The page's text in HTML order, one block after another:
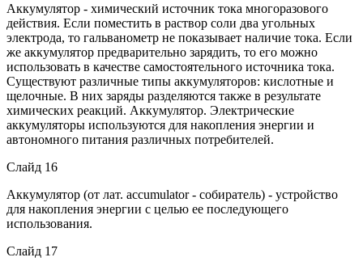
Аккумулятор - химический источник тока многоразового
действия. Если поместить в раствор соли два угольных
электрода, то гальванометр не показывает наличие тока. Если
же аккумулятор предварительно зарядить, то его можно
использовать в качестве самостоятельного источника тока.
Существуют различные типы аккумуляторов: кислотные и
щелочные. В них заряды разделяются также в результате
химических реакций. Аккумулятор. Электрические
аккумуляторы используются для накопления энергии и
автономного питания различных потребителей.
Слайд 16
Аккумулятор (от лат. accumulator - собиратель) - устройство
для накопления энергии с целью ее последующего
использования.
Слайд 17